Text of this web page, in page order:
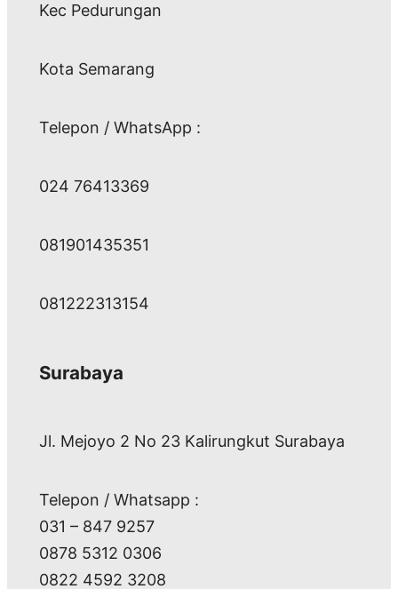
Kec Pedurungan
Kota Semarang
Telepon / WhatsApp :
024 76413369
081901435351
081222313154
Surabaya
Jl. Mejoyo 2 No 23 Kalirungkut Surabaya
Telepon / Whatsapp :
031 – 847 9257
0878 5312 0306
0822 4592 3208